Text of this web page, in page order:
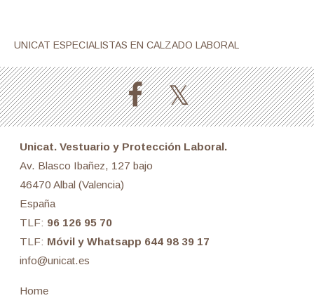
UNICAT ESPECIALISTAS EN CALZADO LABORAL
Unicat. Vestuario y Protección Laboral.
Av. Blasco Ibañez, 127 bajo
46470 Albal (Valencia)
España
TLF: 96 126 95 70
TLF: Móvil y Whatsapp 644 98 39 17
info@unicat.es
Home